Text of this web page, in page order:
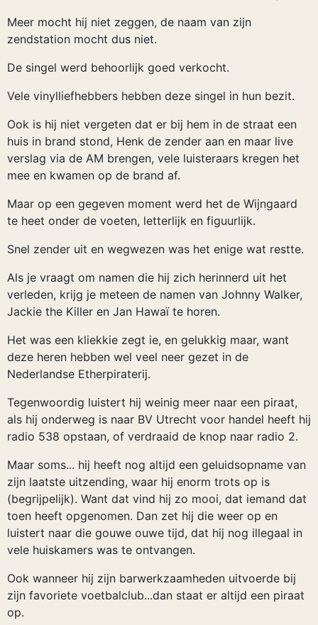
Meer mocht hij niet zeggen, de naam van zijn
zendstation mocht dus niet.
De singel werd behoorlijk goed verkocht.
Vele vinylliefhebbers hebben deze singel in hun bezit.
Ook is hij niet vergeten dat er bij hem in de straat een
huis in brand stond, Henk de zender aan en maar live
verslag via de AM brengen, vele luisteraars kregen het
mee en kwamen op de brand af.
Maar op een gegeven moment werd het de Wijngaard
te heet onder de voeten, letterlijk en figuurlijk.
Snel zender uit en wegwezen was het enige wat restte.
Als je vraagt om namen die hij zich herinnerd uit het
verleden, krijg je meteen de namen van Johnny Walker,
Jackie the Killer en Jan Hawaï te horen.
Het was een kliekkie zegt ie, en gelukkig maar, want
deze heren hebben wel veel neer gezet in de
Nederlandse Etherpiraterij.
Tegenwoordig luistert hij weinig meer naar een piraat,
als hij onderweg is naar BV Utrecht voor handel heeft hij
radio 538 opstaan, of verdraaid de knop naar radio 2.
Maar soms... hij heeft nog altijd een geluidsopname van
zijn laatste uitzending, waar hij enorm trots op is
(begrijpelijk). Want dat vind hij zo mooi, dat iemand dat
toen heeft opgenomen. Dan zet hij die weer op en
luistert naar die gouwe ouwe tijd, dat hij nog illegaal in
vele huiskamers was te ontvangen.
Ook wanneer hij zijn barwerkzaamheden uitvoerde bij
zijn favoriete voetbalclub...dan staat er altijd een piraat
op.